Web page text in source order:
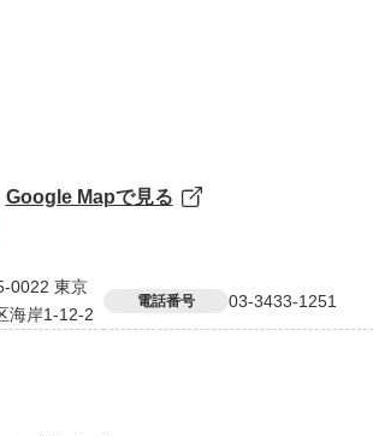
Google Mapで見る
0022 東京
海岸1-12-2
電話番号 03-3433-1251